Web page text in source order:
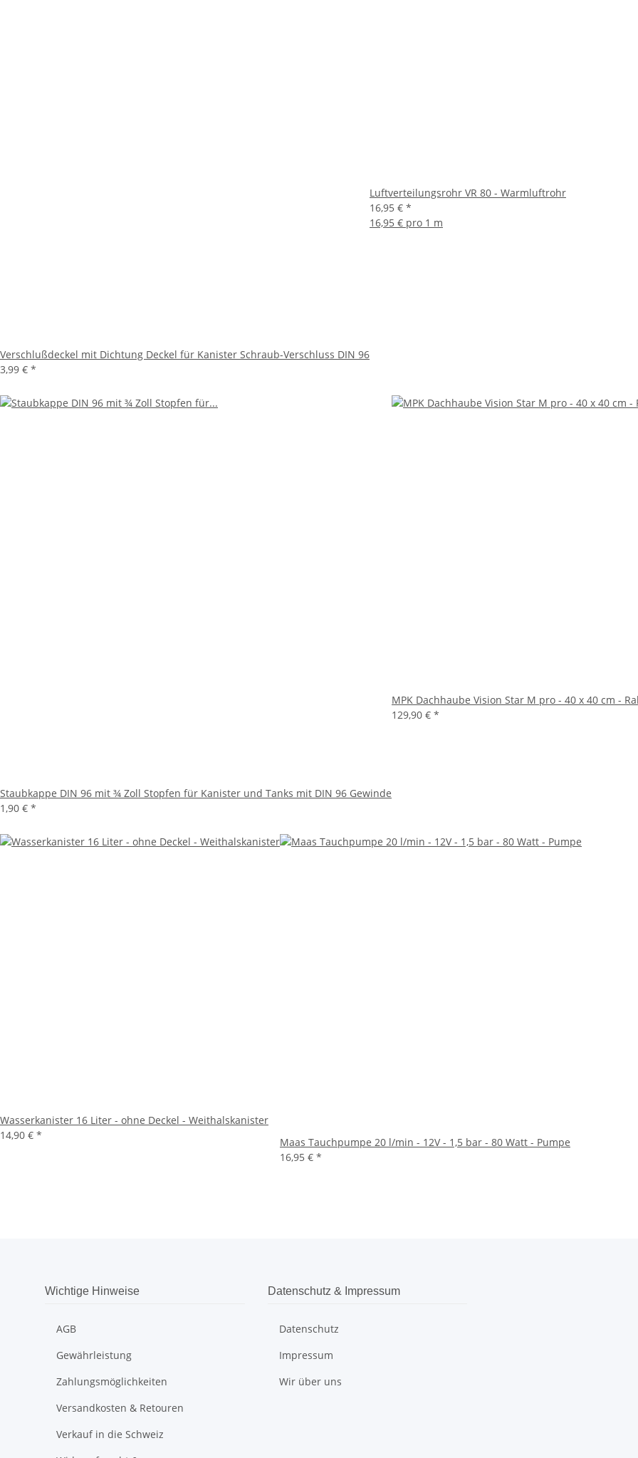
Verschlußdeckel mit Dichtung Deckel für Kanister Schraub-Verschluss DIN 96
3,99 € *
Luftverteilungsrohr VR 80 - Warmluftrohr
16,95 € *
16,95 € pro 1 m
Staubkappe DIN 96 mit ¾ Zoll Stopfen für Kanister und Tanks mit DIN 96 Gewinde
1,90 € *
MPK Dachhaube Vision Star M pro - 40 x 40 cm -
129,90 € *
Wasserkanister 16 Liter - ohne Deckel - Weithalskanister
14,90 € *
Maas Tauchpumpe 20 l/min - 12V - 1,5 bar - 80 Watt - Pumpe
16,95 € *
Wichtige Hinweise
AGB
Gewährleistung
Zahlungsmöglichkeiten
Versandkosten & Retouren
Verkauf in die Schweiz
Datenschutz & Impressum
Datenschutz
Impressum
Wir über uns